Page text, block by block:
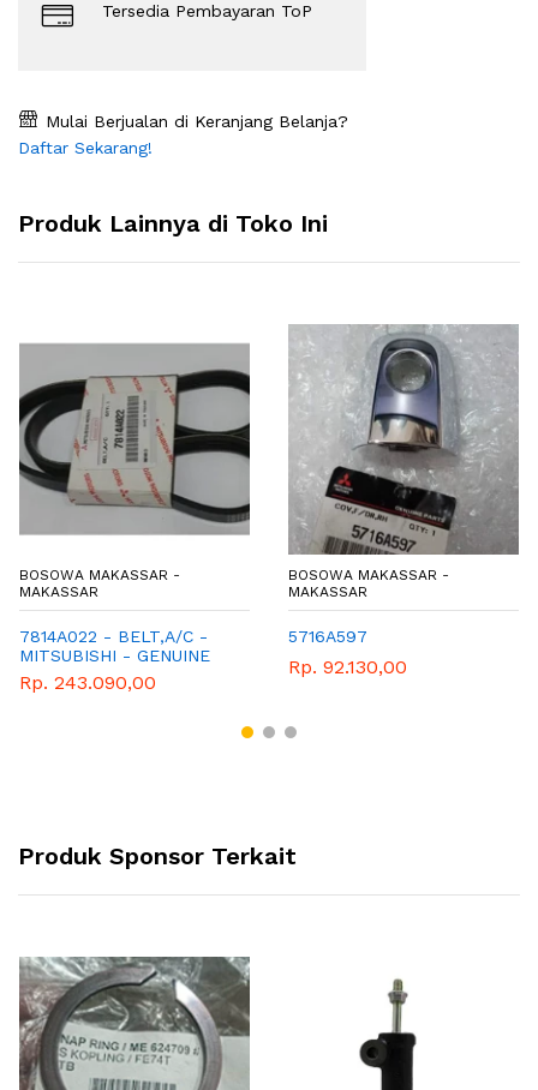
Tersedia Pembayaran ToP
Mulai Berjualan di Keranjang Belanja?
Daftar Sekarang!
Produk Lainnya di Toko Ini
BOSOWA MAKASSAR -
MAKASSAR
7814A022 - BELT,A/C -
MITSUBISHI - GENUINE
Rp. 243.090,00
BOSOWA MAKASSAR -
MAKASSAR
5716A597
Rp. 92.130,00
Produk Sponsor Terkait